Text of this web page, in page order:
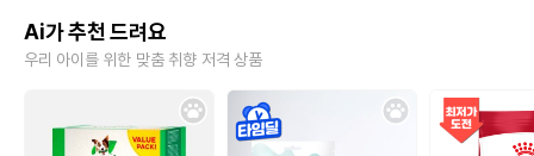
Ai가 추천 드려요
우리 아이를 위한 맞춤 취향 저격 상품